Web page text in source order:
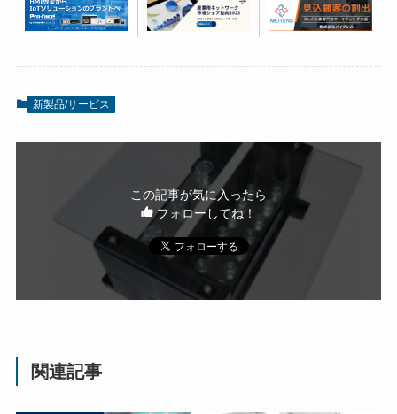
新製品/サービス
この記事が気に入ったら
フォローしてね！
関連記事